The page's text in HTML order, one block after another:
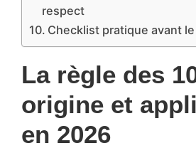
respect
Checklist pratique avant
La règle des
origine et
en 2026